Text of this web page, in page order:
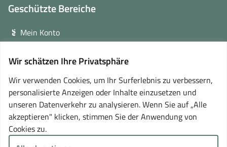
Wir schätzen Ihre Privatsphäre
Wir verwenden Cookies, um Ihr Surferlebnis zu verbessern,
personalisierte Anzeigen oder Inhalte einzusetzen und
unseren Datenverkehr zu analysieren. Wenn Sie auf „Alle
akzeptieren" klicken, stimmen Sie der Anwendung von
Cookies zu.
Fenster)
Geschützte Bereiche
Mein Konto
Online-Lernplattform(öffnet
in
neuem
Fenster)
Partner